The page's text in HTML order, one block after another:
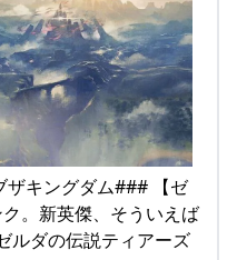
ザキングダム### 【ゼ
。新英傑、そういえば
ルダの伝説ティアーズ